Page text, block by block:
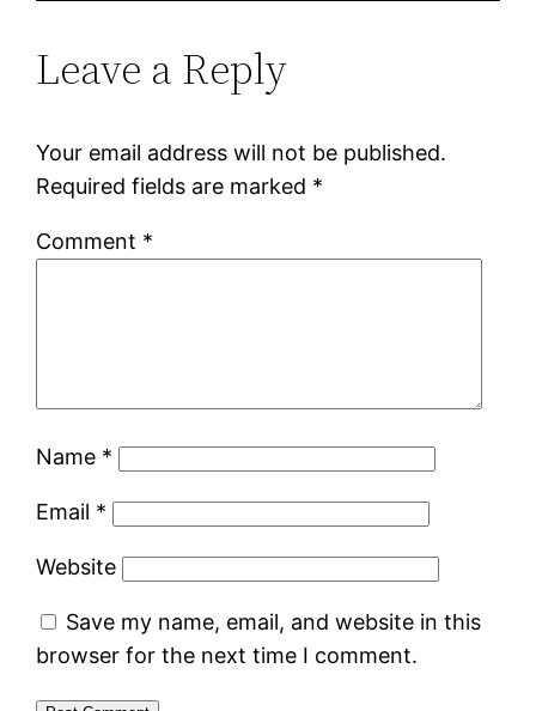
Leave a Reply
Your email address will not be published.
Required fields are marked *
Comment *
Name *
Email *
Website
Save my name, email, and website in this
browser for the next time I comment.